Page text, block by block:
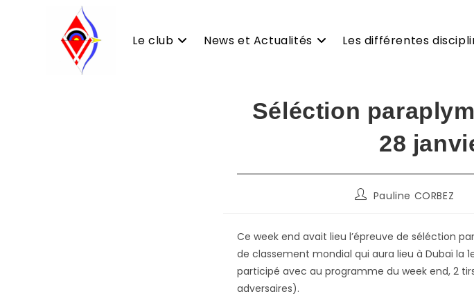
Le club News et Actualités Les différentes
Séléction
28
Auteur/autrice
publication :
Pauline CORBEZ
Ce week end avait lieu l’épreuve de séléction
de classement mondial qui aura lieu à Dubaï la
participé avec au programme du week end, 2
adversaires).